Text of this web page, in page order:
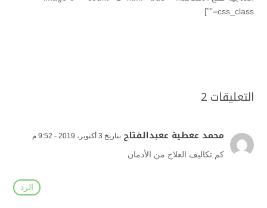
css_class=””]
التعليقات 2
محمد ععطية ععبدالفتاح بتاريخ 3 أكتوبر، 2019 - 9:52 م
كم تكاليف العلاج من الأدمان
الرد